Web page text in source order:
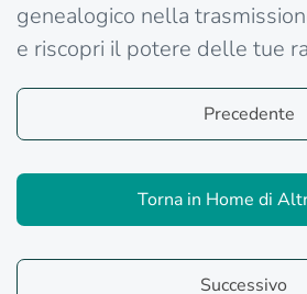
genealogico nella
e riscopri il potere delle tue
Precedente
Torna in Home di
Successivo